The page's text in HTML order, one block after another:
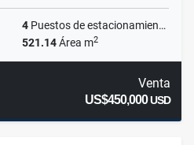
4 Puestos de estacionamientos
521.14Área m2
Venta
US$450,000USD